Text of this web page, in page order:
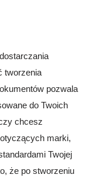
tworzenia
pozwala
do Twoich
chcesz
marki,
Twojej
że po stworzeniu